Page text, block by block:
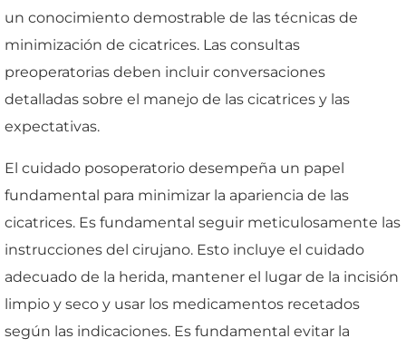
un conocimiento demostrable de las técnicas de
minimización de cicatrices. Las consultas
preoperatorias deben incluir conversaciones
detalladas sobre el manejo de las cicatrices y las
expectativas.
El cuidado posoperatorio desempeña un papel
fundamental para minimizar la apariencia de las
cicatrices. Es fundamental seguir meticulosamente las
instrucciones del cirujano. Esto incluye el cuidado
adecuado de la herida, mantener el lugar de la incisión
limpio y seco y usar los medicamentos recetados
según las indicaciones. Es fundamental evitar la